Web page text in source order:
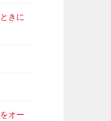
きに
オー